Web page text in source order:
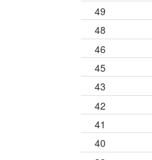
49
48
46
45
43
42
41
40